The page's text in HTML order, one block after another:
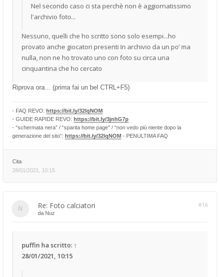
Nel secondo caso ci sta perchè non è aggiornatissimo
l'archivio foto...
Nessuno, quelli che ho scritto sono solo esempi...ho
provato anche giocatori presenti In archivio da un po’ ma
nulla, non ne ho trovato uno con foto su circa una
cinquantina che ho cercato
Riprova ora... (prima fai un bel CTRL+F5)
- FAQ REVO: https://bit.ly/32lqNOM
- GUIDE RAPIDE REVO: https://bit.ly/3jnhG7p
- “schermata nera” / “sparita home page” / “non vedo più niente dopo la
generazione del sito”: https://bit.ly/32lqNOM - PENULTIMA FAQ
Cita
28/01/2021, 10:15
Re: Foto calciatori #16
da Nuz
puffin ha scritto: ↑
28/01/2021, 10:15